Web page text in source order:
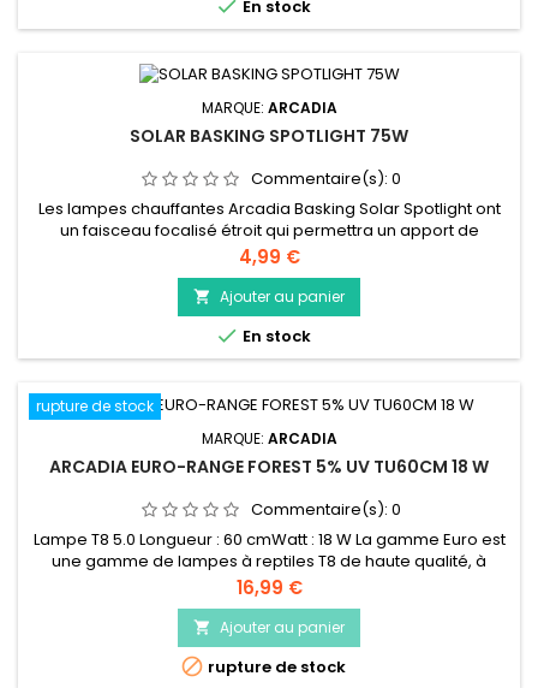
et sortir de la zone de réchauffement afin de...
 En stock
MARQUE: ARCADIA
SOLAR BASKING SPOTLIGHT 75W
Commentaire(s): 0
Les lampes chauffantes Arcadia Basking Solar Spotlight ont
un faisceau focalisé étroit qui permettra un apport de
chaleur intense. Ceci est essentiel pour les espèces qui se
prélassent dans le désert et pour celles qui vivent dans des
enclos plus hauts. La lampe a une couleur chaude invitante et
utilise des raccords E27 standard. Conçues pour fournir une...
Prix
4,99 €
 Ajouter au panier
 En stock
rupture de stock
MARQUE: ARCADIA
ARCADIA EURO-RANGE FOREST 5% UV TU60CM 18 W
Commentaire(s): 0
Lampe T8 5.0 Longueur : 60 cmWatt : 18 W La gamme Euro est
une gamme de lampes à reptiles T8 de haute qualité, à
longue durée de vie et à haut rendement qui représente un
parfait rapport qualité prix. Fabriqué en Allemagne selon les
normes les plus strictes pour une longue durée de vie et un
éclairage auquel vous pouvez faire confiance.
Caractéristiques...
Prix
16,99 €
 Ajouter au panier
 rupture de stock